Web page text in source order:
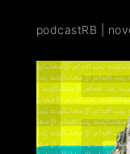
podcastRB